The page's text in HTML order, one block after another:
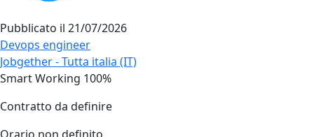
Pubblicato il 21/07/2026
Devops engineer
Jobgether - Tutta italia (IT)
Smart Working 100%
Contratto da definire